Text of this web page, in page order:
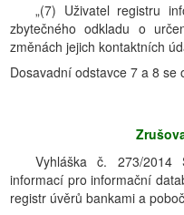
„(7) Uživatel registru
zbytečného odkladu o
změnách jejich kontaktních
Dosavadní odstavce 7 a 8 se
Vyhláška č. 273/2014
informací pro informační
registr úvěrů bankami a